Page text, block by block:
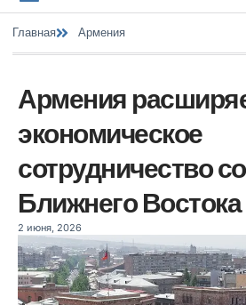
Главная Армения
Армения
экономическое
сотрудничество
Ближнего Востока
2 июня, 2026